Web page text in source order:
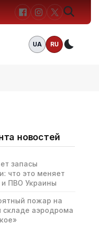
UA RU
новостей
запасы
что это меняет
ПВО Украины
пожар на
складе аэродрома